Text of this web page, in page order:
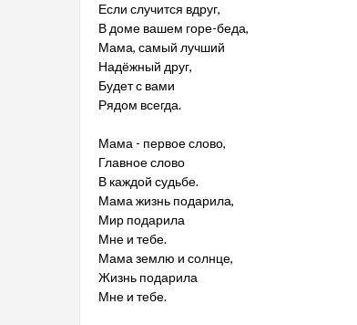
Если случится вдруг,
В доме вашем горе-беда,
Мама, самый лучший
Надёжный друг,
Будет с вами
Рядом всегда.
Мама - первое слово,
Главное слово
В каждой судьбе.
Мама жизнь подарила,
Мир подарила
Мне и тебе.
Мама землю и солнце,
Жизнь подарила
Мне и тебе.